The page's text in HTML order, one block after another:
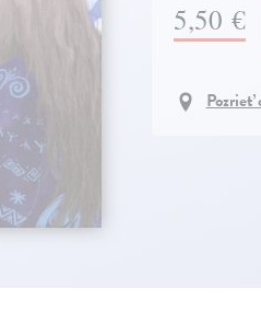
5,50 €
Pozrieť